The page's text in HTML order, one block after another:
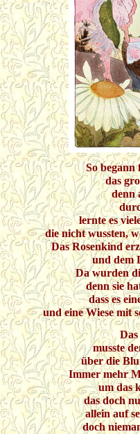
So begann
das
denn
lernte es
die nicht wussten,
Das Rosenkind
und dem
Da wurden
denn sie
dass es
und eine Wiese mit
musste
über die
Immer mehr
um das
das doch
allein auf
doch